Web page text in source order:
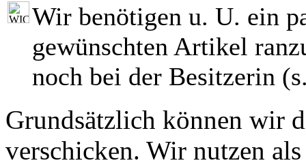
Wir benötigen u. U. ein
gewünschten Artikel
noch bei der Besitzerin
Grundsätzlich können wir
verschicken. Wir nutzen